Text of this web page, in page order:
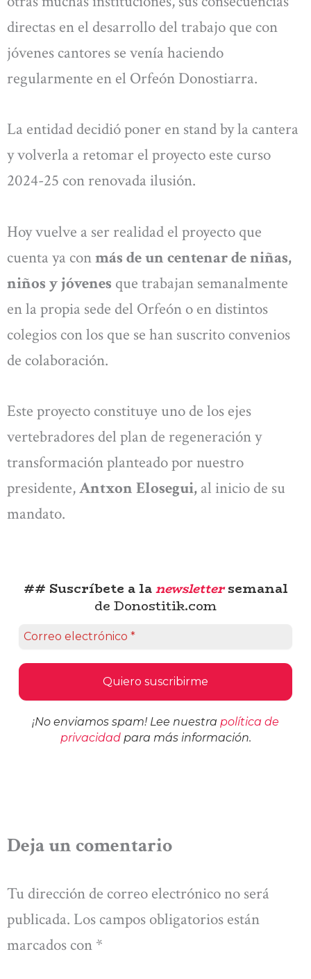
directas en el desarrollo del trabajo que con
jóvenes cantores se venía haciendo
regularmente en el Orfeón Donostiarra.
La entidad decidió poner en stand by la cantera
y volverla a retomar el proyecto este curso
2024-25 con renovada ilusión.
Hoy vuelve a ser realidad el proyecto que
cuenta ya conmás de un centenar de niñas,
niños y jóvenes que trabajan semanalmente
en la propia sede del Orfeón o en distintos
colegios con los que se han suscrito convenios
de colaboración.
Este proyecto constituye uno de los ejes
vertebradores del plan de regeneración y
transformación planteado por nuestro
presidente,Antxon Elosegui, al inicio de su
mandato.
## Suscríbete a lanewslettersemanal
de Donostitik.com
¡No enviamos spam! Lee nuestra política de
privacidadpara más información.
Deja un comentario
Tu dirección de correo electrónico no será
publicada. Los campos obligatorios están
marcados con *